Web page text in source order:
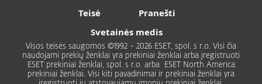
Teisė
Pranešti
Svetainės medis
Visos teisės saugomos ©1992 - 2026 ESET, spol. s r.o. Visi čia
naudojami prekių ženklai yra prekiniai ženklai arba įregistruoti
ESET prekiniai ženklai, spol. s r.o. arba ESET North America
prekiniai ženklai. Visi kiti pavadinimai ir prekiniai ženklai yra